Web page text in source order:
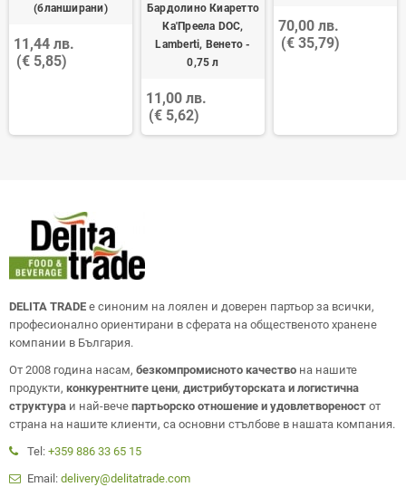
(бланширани)
11,44 лв.
(€ 5,85)
Бардолино Киаретто
Ка'Преела DOC,
Lamberti, Венето -
0,75 л
11,00 лв.
(€ 5,62)
70,00 лв.
(€ 35,79)
DELITA TRADE е синоним на лоялен и доверен партьор за всички,
професионално ориентирани в сферата на общественото хранене
компании в България.
От 2008 година насам, безкомпромисното качество на нашите
продукти, конкурентните цени, дистрибуторската и логистична
структура и най-вече партьорско отношение и удовлетвореност от
страна на нашите клиенти, са основни стълбове в нашата компания.
Tel: +359 886 33 65 15
Email: delivery@delitatrade.com